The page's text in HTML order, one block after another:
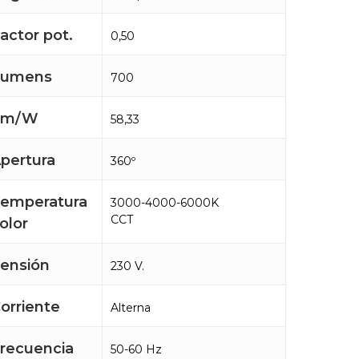
pot. 0,50
700
W 58,33
360º
3000-4000-6000K
CCT
230 V.
Alterna
50-60 Hz